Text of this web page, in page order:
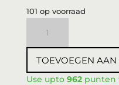
101 op voorraad
7.00
100ml
aantal
TOEVOEGEN
Use upto 962punten